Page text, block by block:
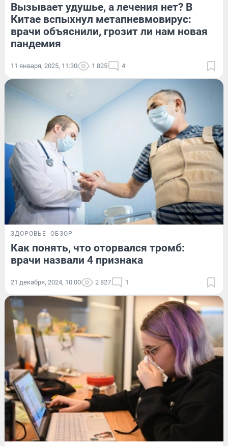
Вызывает удушье, а лечения нет? В
Китае вспыхнул метапневмовирус:
врачи объяснили, грозит ли нам новая
пандемия
11 января, 2025, 11:30 1 825 4
ЗДОРОВЬЕ ОБЗОР
Как понять, что оторвался тромб:
врачи назвали 4 признака
21 декабря, 2024, 10:00 2 827 1